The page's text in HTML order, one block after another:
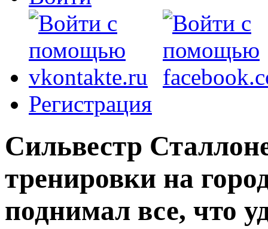
Регистрация
Сильвестр
тренировки на
поднимал все, что